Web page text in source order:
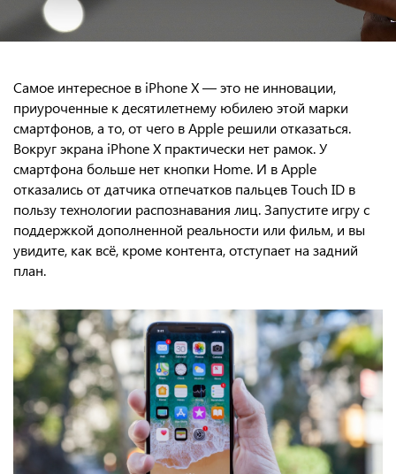
Самое интересное в iPhone X — это не инновации,
приуроченные к десятилетнему юбилею этой марки
смартфонов, а то, от чего в Apple решили отказаться.
Вокруг экрана iPhone X практически нет рамок. У
смартфона больше нет кнопки Home. И в Apple
отказались от датчика отпечатков пальцев Touch ID в
пользу технологии распознавания лиц. Запустите игру с
поддержкой дополненной реальности или фильм, и вы
увидите, как всё, кроме контента, отступает на задний
план.